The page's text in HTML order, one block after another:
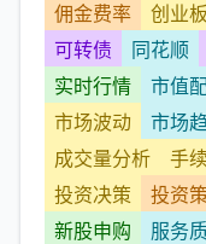
佣金费率
创业板
可转债
同花顺
实时行情
市值
市场波动
市场
成交量分析
手
投资决策
投资
新股申购
服务